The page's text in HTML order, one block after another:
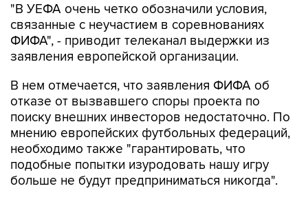
"В УЕФА очень четко обозначили условия,
связанные с неучастием в соревнованиях
ФИФА", - приводит телеканал выдержки из
заявления европейской организации.
В нем отмечается, что заявления ФИФА об
отказе от вызвавшего споры проекта по
поиску внешних инвесторов недостаточно. По
мнению европейских футбольных федераций,
необходимо также "гарантировать, что
подобные попытки изуродовать нашу игру
больше не будут предприниматься никогда".